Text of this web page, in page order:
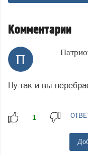
Комментарии
П
Ну так и вы